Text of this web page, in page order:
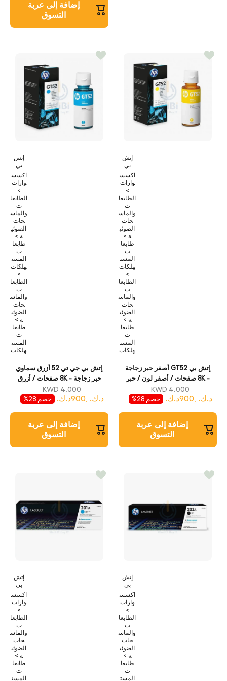
إضافة إلى عربة
التسوق
إتش
بي
اكسس
وارات
>
الطابعا
ت
والماس
حات
الضوئي
ة >
طابعا
ت
المست
هلكات
>
الطابعا
ت
والماس
حات
الضوئي
ة >
طابعا
ت
المست
هلكات
إتش بي GT52 أصفر حبر زجاجة
- 8K صفحات / أصفر لون / حبر
زجاجة
KWD 4.000
د.ك. ,900د.ك. خصم 28%
إضافة إلى عربة
التسوق
إتش
بي
اكسس
وارات
>
الطابعا
ت
والماس
حات
الضوئي
ة >
طابعا
ت
المست
هلكات
>
الطابعا
ت
والماس
حات
الضوئي
ة >
طابعا
ت
المست
هلكات
إتش بي جي تي 52 أزرق سماوي
حبر زجاجة - 8K صفحات / أزرق
سماوي لون / حبر زجاجة
KWD 4.000
د.ك. ,900د.ك. خصم 28%
إضافة إلى عربة
التسوق
إتش
بي
اكسس
وارات
>
الطابعا
ت
والماس
حات
الضوئي
ة >
طابعا
ت
المست
إتش
بي
اكسس
وارات
>
الطابعا
ت
والماس
حات
الضوئي
ة >
طابعا
ت
المست